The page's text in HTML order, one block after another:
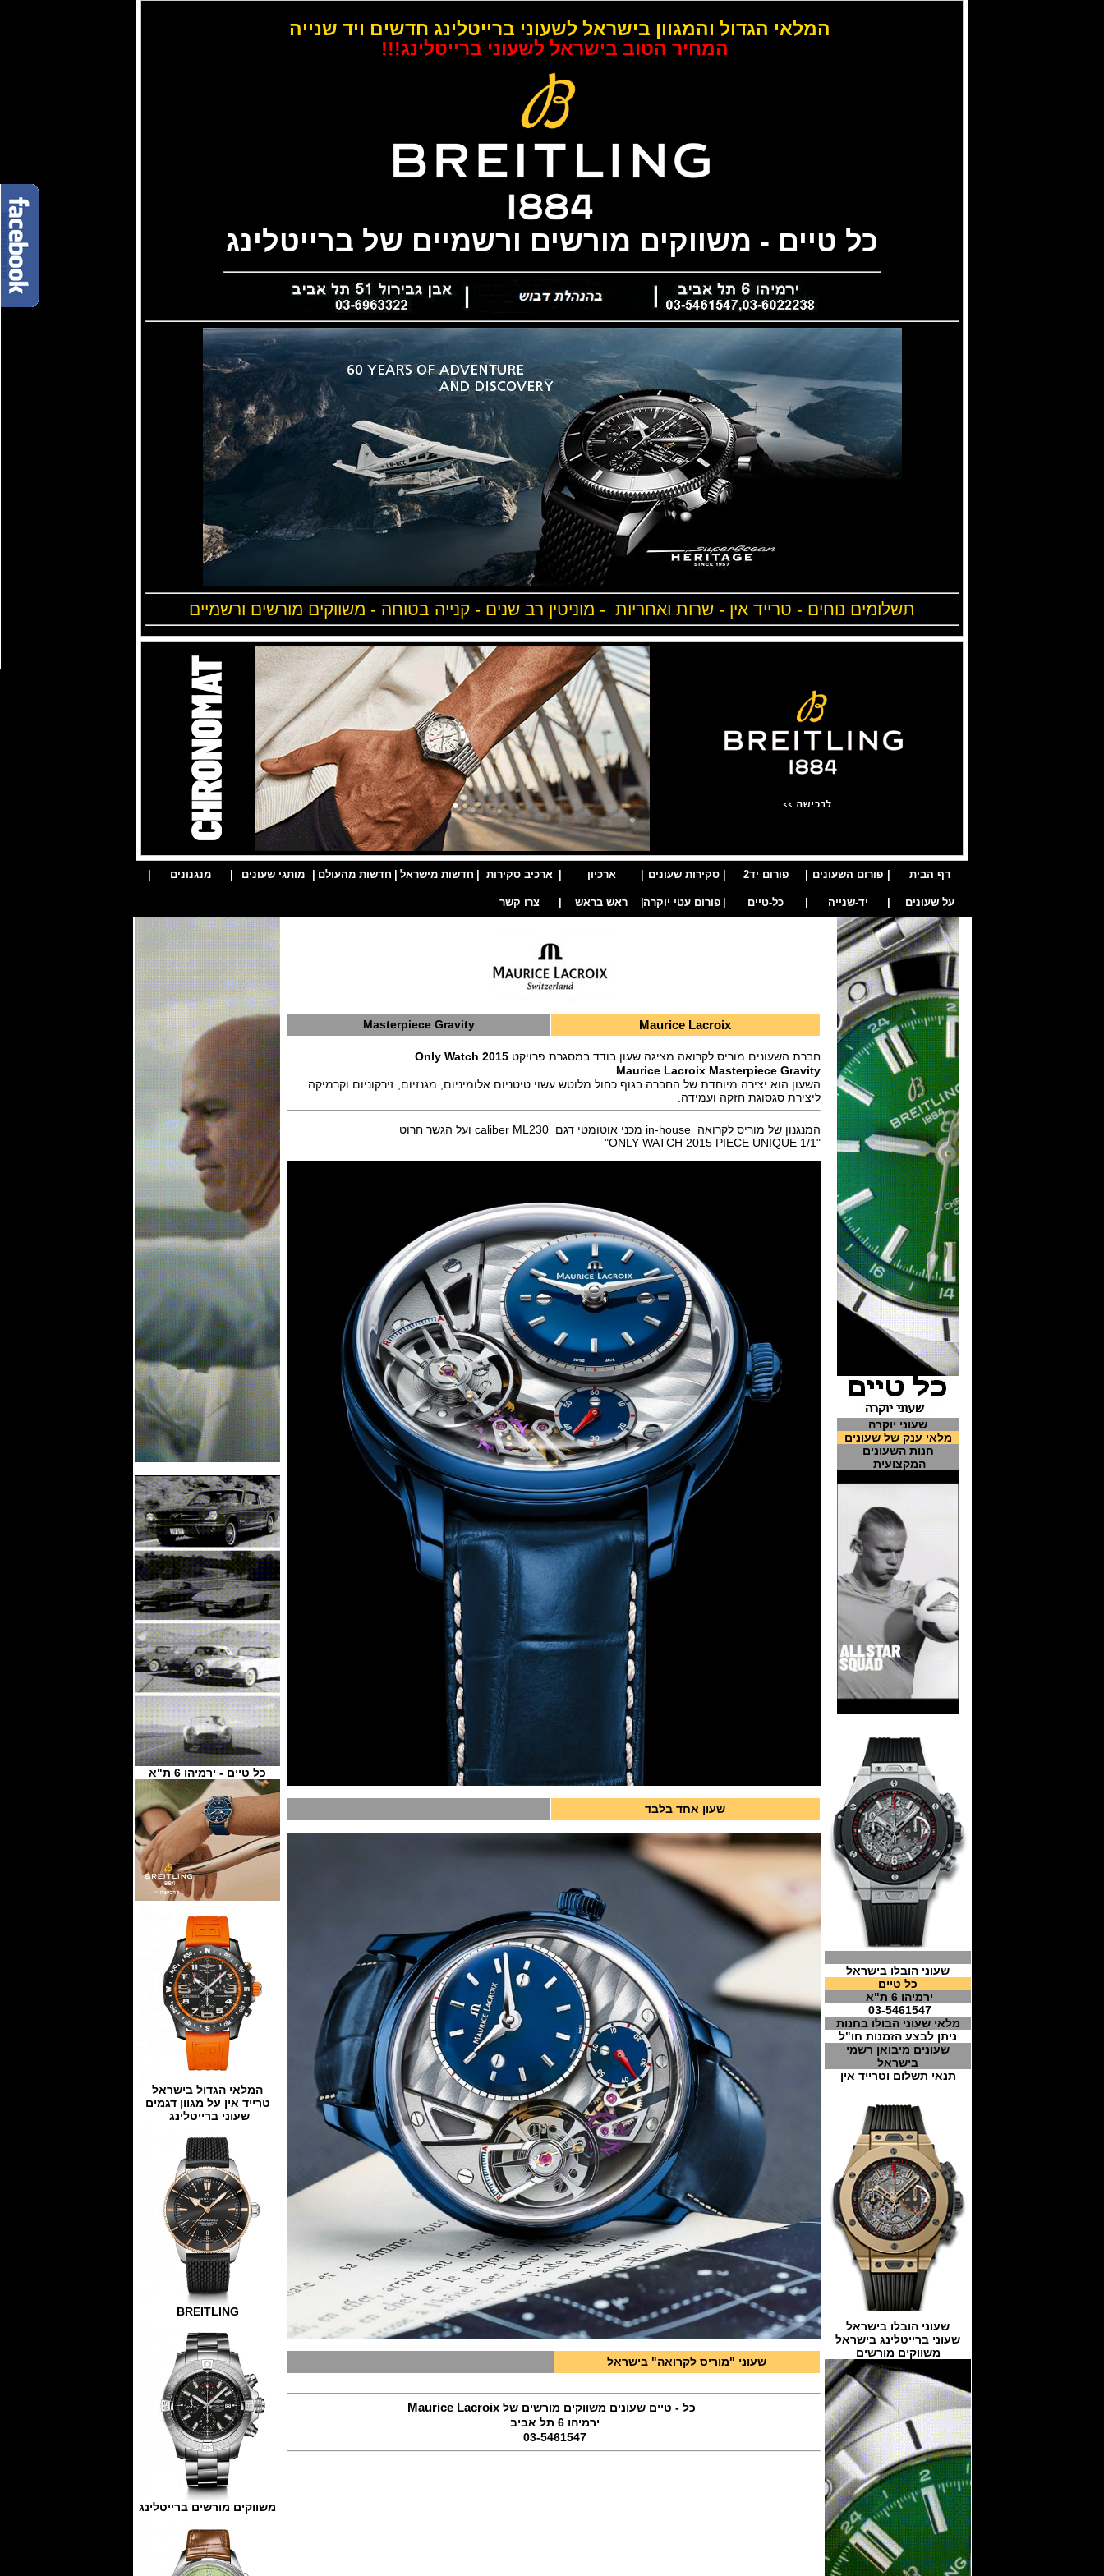
המלאי הגדול והמגוון בישראל לשעוני ברייטלינג חדשים ויד שנייה
המחיר הטוב בישראל לשעוני ברייטלינג!!!
כל טיים - משווקים מורשים ורשמיים של ברייטלינג
תשלומים נוחים - טרייד אין - שרות ואחריות - מוניטין רב שנים - קנייה בטוחה - משווקים מורשים ורשמיים
דף הבית פורום השעונים פורום יד2 סקירות שעונים ארכיון ארכיב סקירות חדשות מישראל חדשות מהעולם מותגי שעונים מנגנונים
על שעונים יד-שנייה כל-טיים פורום עטי יוקרה ראש בראש צרו קשר
שעוני יוקרה
מלאי ענק של שעונים
חנות השעונים
המקצועית
שעוני הובלו בישראל
כל טיים
ירמיהו 6 ת"א
03-5461547
מלאי שעוני הבולו בחנות
ניתן לבצע הזמנות חו"ל
שעונים מיבואן רשמי
בישראל
תנאי תשלום וטרייד אין
שעוני הובלו בישראל
שעוני ברייטלינג בישראל
משווקים מורשים
Maurice Lacroix
Masterpiece Gravity
חברת השעונים מוריס לקרואה מציגה שעון בודד במסגרת פרויקטOnly Watch 2015
Maurice Lacroix Masterpiece Gravity
השעון הוא יצירה מיוחדת של החברה בגוף כחול מלוטש עשוי טיטניום אלומיניום, מגנזיום, זירקוניום וקרמיקה
ליצירת סגסוגת חזקה ועמידה.
המנגנון של מוריס לקרואה in-house מכני אוטומטי דגם caliber ML230 ועל הגשר חרוט
"ONLY WATCH 2015 PIECE UNIQUE 1/1"
שעון אחד בלבד
שעוני "מוריס לקרואה" בישראל
כל - טיים שעונים משווקים מורשים של Maurice Lacroix
ירמיהו 6 תל אביב
03-5461547
כל טיים - ירמיהו 6 ת"א
המלאי הגדול בישראל
טרייד אין על מגוון דגמים
שעוני ברייטלינג
BREITLING
משווקים מורשים ברייטלינג